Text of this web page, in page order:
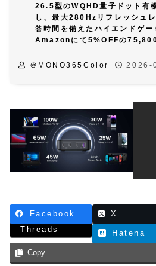
26.5型のWQHD量子ドット有
し、最大280Hzリフレッシュ
答時間を備えたハイエンドゲ
Amazonにて5%OFFの
＠MONO365Color 2026-
Facebook X
Threads
Hatena
Copy